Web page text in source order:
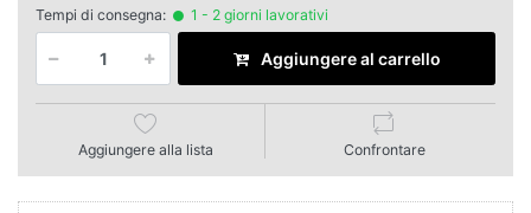
Tempi di consegna: 1 - 2 giorni lavorativi
Aggiungere al carrello
Aggiungere alla lista Confrontare